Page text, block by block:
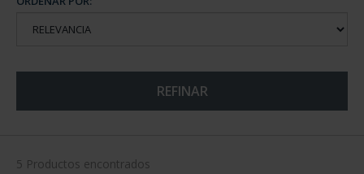
REFINAR
5 Productos encontrados